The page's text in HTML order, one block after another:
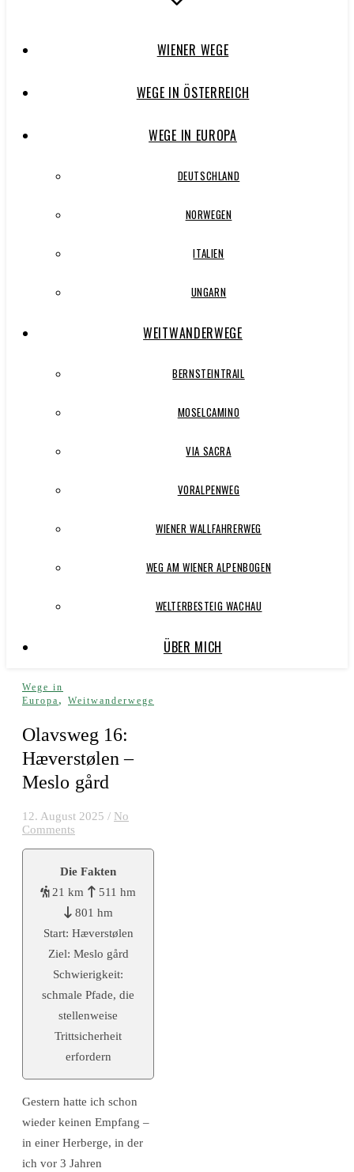
WIENER WEGE
WEGE IN ÖSTERREICH
WEGE IN EUROPA
DEUTSCHLAND
NORWEGEN
ITALIEN
UNGARN
WEITWANDERWEGE
BERNSTEINTRAIL
MOSELCAMINO
VIA SACRA
VORALPENWEG
WIENER WALLFAHRERWEG
WEG AM WIENER ALPENBOGEN
WELTERBESTEIG WACHAU
ÜBER MICH
Wege in
Europa , Weitwanderwege
Olavsweg 16:
Hæverstølen –
Meslo gård
12. August 2025 / No
Comments
Die Fakten
21 km
511 hm
801 hm
Start: Hæverstølen
Ziel: Meslo gård
Schwierigkeit:
schmale Pfade, die
stellenweise
Trittsicherheit
erfordern
Gestern hatte ich schon
wieder keinen Empfang –
in einer Herberge, in der
ich vor 3 Jahren